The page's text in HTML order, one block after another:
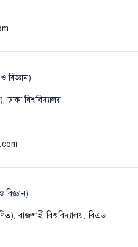
বিজ্ঞান)
বিশ্ববিদ্যালয়
রাজশাহী বিশ্ববিদ্যালয়, বিএড